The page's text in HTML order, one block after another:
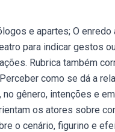
e apartes; O
para indicar gestos
Rubrica também
como se dá a
gênero, intenções e
os atores sobre
o cenário, figurino e